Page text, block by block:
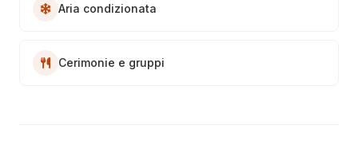
Aria condizionata
Cerimonie e gruppi